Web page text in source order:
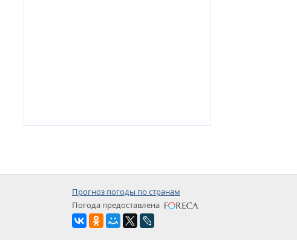
Прогноз погоды по странам
Погода предоставлена